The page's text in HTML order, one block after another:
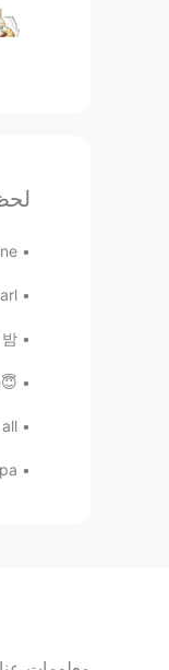
...
...
😇I hope everyone is having a nice day 😇 My plants are growing it makes me so happy 😁 😊☀️ I hope...